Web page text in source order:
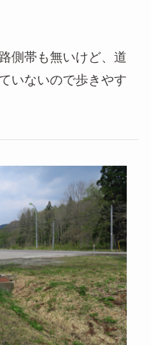
側帯も無いけど、道
いないので歩きやす